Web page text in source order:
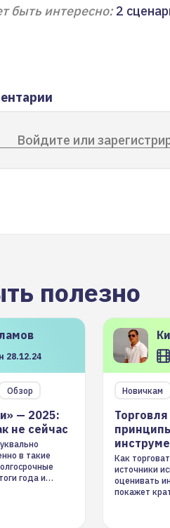
быть интересно: 2
Войдите или
полезно
28.12.24
Обзор
— 2025:
не сейчас
в такие
года и
Новичкам
Как
источники
оценивать
покажет